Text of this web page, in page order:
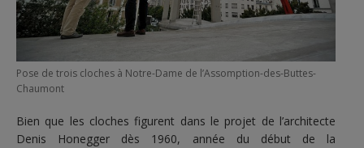
Pose de trois cloches à Notre-Dame de l’Assomption-des-Buttes-
Chaumont
Bien que les cloches figurent dans le projet de l’architecte
Denis Honegger dès 1960, année du début de la